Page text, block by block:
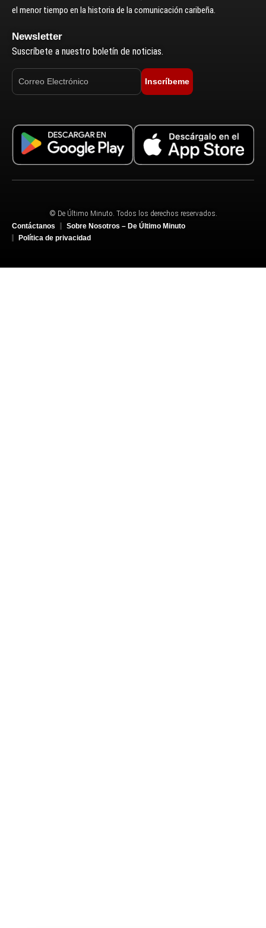
el menor tiempo en la historia de la comunicación caribeña.
Newsletter
Suscríbete a nuestro boletín de noticias.
Inscríbeme
© De Último Minuto. Todos los derechos reservados.
Contáctanos
Sobre Nosotros – De Último Minuto
Política de privacidad